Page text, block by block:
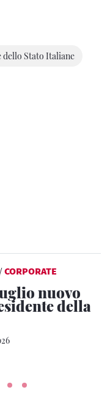
dello Stato Italiane
/CORPORATE
nuovo
della